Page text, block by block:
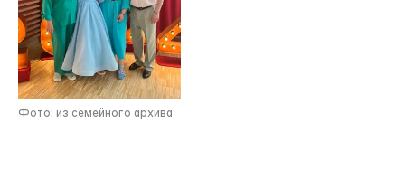
Фото: из семейного архива